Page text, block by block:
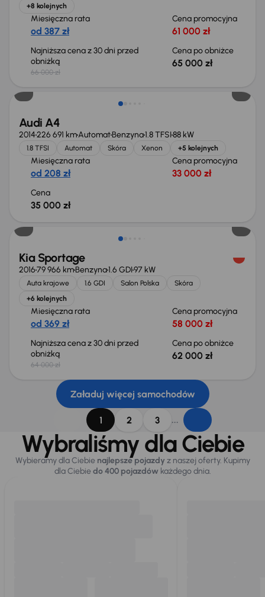
+8 kolejnych
Miesięczna rata
od 387 zł
Cena promocyjna
61 000 zł
Najniższa cena z 30 dni przed
obniżką
66 000 zł
Cena po obniżce
65 000 zł
Świeżo skupione
Audi A4
2014226 691 kmAutomatBenzyna1.8 TFSI88 kW
1.8 TFSI Automat Skóra Xenon +5 kolejnych
Miesięczna rata
od 208 zł
Cena promocyjna
33 000 zł
Cena
35 000 zł
Taniej o 2 000 zł
Kia Sportage
201679 966 kmBenzyna1.6 GDI97 kW
Auta krajowe 1.6 GDI Salon Polska
Skóra
+6 kolejnych
Miesięczna rata
od 369 zł
Cena promocyjna
58 000 zł
Najniższa cena z 30 dni przed
obniżką
64 000 zł
Cena po obniżce
62 000 zł
Załaduj więcej samochodów
1 2 3 ...
Wybraliśmy dla Ciebie
Wybieramy dla Ciebie najlepsze pojazdy z naszej oferty. Kupimy
dla Ciebiedo 400 pojazdówkażdego dnia.